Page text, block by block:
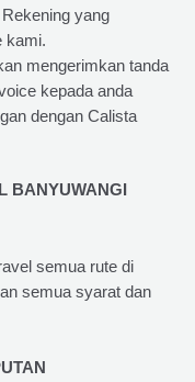
yang
kami.
mengerimkan tanda
kepada anda
dengan Calista
BANYUWANGI
semua rute di
semua syarat dan